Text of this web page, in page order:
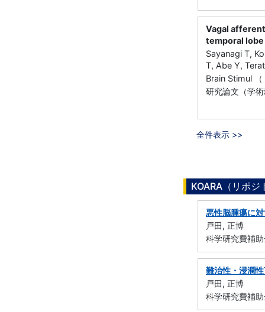
Vagal
temporal
Sayanagi T,
T, Abe Y,
Brain Stimul
研究論文（学
全件表示 >>
KOARA（リポ
悪性脳腫瘍に
戸田, 正博
科学研究費補
難治性・浸潤
戸田, 正博
科学研究費補